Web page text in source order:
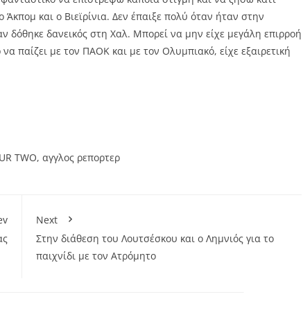
και ο Βιεϊρίνια. Δεν έπαιξε πολύ όταν ήταν στην
δόθηκε δανεικός στη Χαλ. Μπορεί να μην είχε μεγάλη επιρροή
παίζει με τον ΠΑΟΚ και με τον Ολυμπιακό, είχε εξαιρετική
TWO, αγγλος ρεπορτερ
Next
Στην διάθεση του Λουτσέσκου και ο Λημνιός για το
παιχνίδι με τον Ατρόμητο